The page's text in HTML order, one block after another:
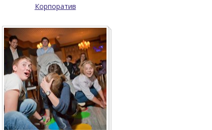
Корпоратив